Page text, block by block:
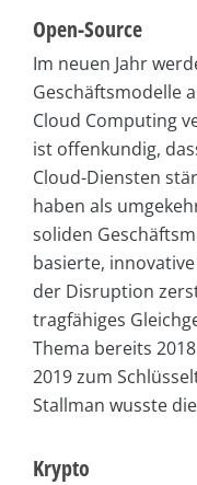
Open-Source
Im neuen Jahr
Geschäftsmodelle
Cloud Computing
ist offenkundig,
Cloud-Diensten
haben als
soliden
basierte,
der Disruption
tragfähiges
Thema bereits
2019 zum
Stallman wusste
Krypto